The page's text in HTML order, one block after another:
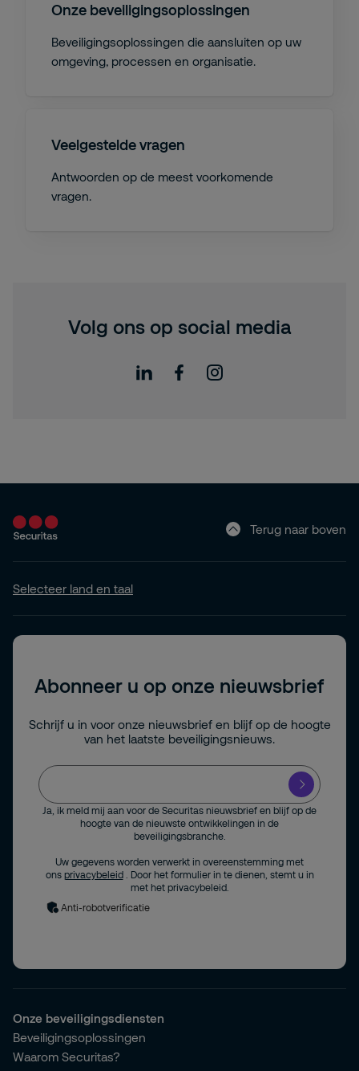
Onze beveiligingsoplossingen
Beveiligingsoplossingen die aansluiten op uw
omgeving, processen en organisatie.
Veelgestelde vragen
Antwoorden op de meest voorkomende
vragen.
Volg ons op social media
Terug naar boven
Selecteer land en taal
Abonneer u op onze nieuwsbrief
Schrijf u in voor onze nieuwsbrief en blijf op de hoogte
van het laatste beveiligingsnieuws.
Ja, ik meld mij aan voor de Securitas nieuwsbrief en blijf op de
hoogte van de nieuwste ontwikkelingen in de
beveiligingsbranche.
Uw gegevens worden verwerkt in overeenstemming met
ons privacybeleid
. Door het formulier in te dienen, stemt u in
met het privacybeleid.
Anti-robotverificatie
Onze beveiligingsdiensten
Beveiligingsoplossingen
Waarom Securitas?